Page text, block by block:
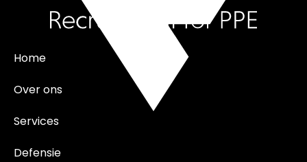
Home
Over ons
Services
Defensie